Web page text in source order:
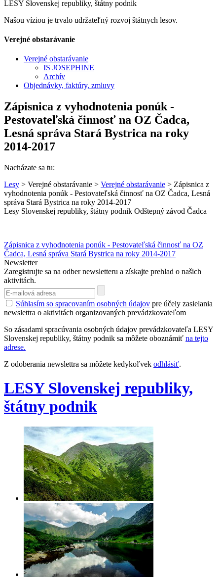
LESY Slovenskej republiky, štátny podnik
Našou víziou je trvalo udržateľný rozvoj štátnych lesov.
Verejné obstarávanie
Verejné obstarávanie
IS JOSEPHINE
Archív
Objednávky, faktúry, zmluvy
Zápisnica z vyhodnotenia ponúk -
Pestovateľská činnosť na OZ Čadca,
Lesná správa Stará Bystrica na roky
2014-2017
Nacházate sa tu:
Lesy > Verejné obstarávanie > Verejné obstarávanie > Zápisnica z
vyhodnotenia ponúk - Pestovateľská činnosť na OZ Čadca, Lesná
správa Stará Bystrica na roky 2014-2017
Lesy Slovenskej republiky, štátny podnik Odštepný závod Čadca
Zápisnica z vyhodnotenia ponúk - Pestovateľská činnosť na OZ
Čadca, Lesná správa Stará Bystrica na roky 2014-2017
Newsletter
Zaregistrujte sa na odber newsletteru a získajte prehlad o našich
aktivitách.
Súhlasím so spracovaním osobných údajov pre účely zasielania
newslettra o aktivitách organizovaných prevádzkovateľom
So zásadami spracúvania osobných údajov prevádzkovateľa LESY
Slovenskej republiky, štátny podnik sa môžete oboznámiť na tejto
adrese.
Z odoberania newslettra sa môžete kedykoľvek odhlásiť.
LESY Slovenskej republiky,
štátny podnik